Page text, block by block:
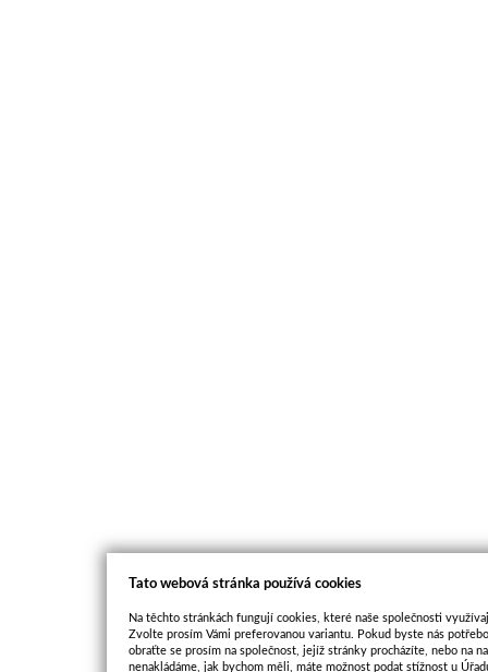
Tato webová stránka používá cookies
Na těchto stránkách fungují cookies, které naše společnosti
Zvolte prosím Vámi preferovanou variantu. Pokud byste nás
obraťte se prosím na společnost, jejíž stránky procházíte, nebo na
nenakládáme, jak bychom měli, máte možnost podat stížnost u